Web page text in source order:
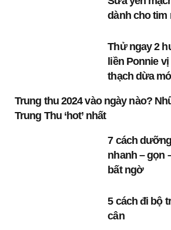
dành cho tim
Thử ngay 2
liền Ponnie
thạch dừa
Trung thu 2024 vào ngày nào?
Trung Thu ‘hot’ nhất
7 cách
nhanh – gọn
bất ngờ
5 cách đi bộ
cân